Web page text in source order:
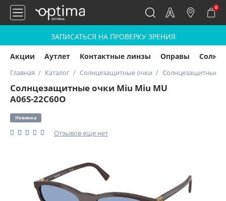
0
ЗАПИСАТЬСЯ НА ПРОВЕРКУ ЗРЕНИЯ
Акции Аутлет Контактные линзы Оправы
Главная Каталог Солнцезащитные очки Солнцезащитные
Солнцезащитные очки Miu Miu MU
A06S-22C60O
Новинка
Отзывов еще нет